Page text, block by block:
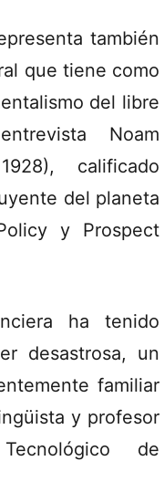
también
que tiene como
del libre
Noam
calificado
del planeta
y Prospect
ha tenido
desastrosa, un
familiar
y profesor
de